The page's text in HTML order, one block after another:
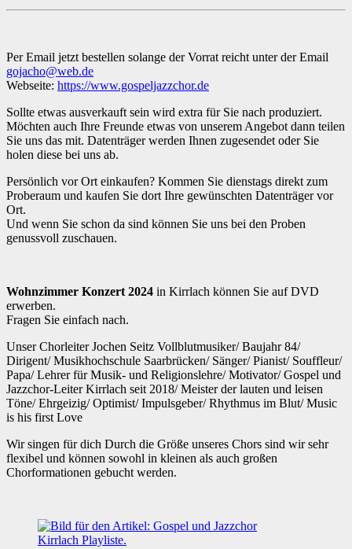
Per Email jetzt bestellen solange der Vorrat reicht unter der Email
gojacho@web.de
Webseite: https://www.gospeljazzchor.de
Sollte etwas ausverkauft sein wird extra für Sie nach produziert.
Möchten auch Ihre Freunde etwas von unserem Angebot dann teilen
Sie uns das mit. Datenträger werden Ihnen zugesendet oder Sie
holen diese bei uns ab.
Persönlich vor Ort einkaufen? Kommen Sie dienstags direkt zum
Proberaum und kaufen Sie dort Ihre gewünschten Datenträger vor
Ort.
Und wenn Sie schon da sind können Sie uns bei den Proben
genussvoll zuschauen.
Wohnzimmer Konzert 2024 in Kirrlach können Sie auf DVD
erwerben.
Fragen Sie einfach nach.
Unser Chorleiter Jochen Seitz Vollblutmusiker/ Baujahr 84/
Dirigent/ Musikhochschule Saarbrücken/ Sänger/ Pianist/ Souffleur/
Papa/ Lehrer für Musik- und Religionslehre/ Motivator/ Gospel und
Jazzchor-Leiter Kirrlach seit 2018/ Meister der lauten und leisen
Töne/ Ehrgeizig/ Optimist/ Impulsgeber/ Rhythmus im Blut/ Music
is his first Love
Wir singen für dich Durch die Größe unseres Chors sind wir sehr
flexibel und können sowohl in kleinen als auch großen
Chorformationen gebucht werden.